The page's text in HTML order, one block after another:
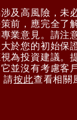
及高風險，未
前，應完全了
業意見。請注
於您的初始保
為投資建議。
並沒有考慮客
請按此查看相關